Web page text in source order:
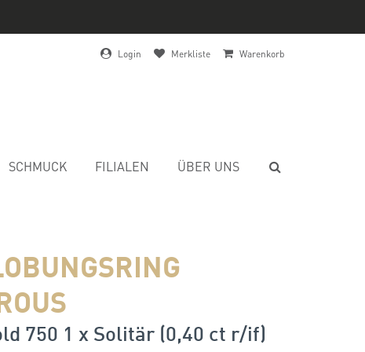
Login Merkliste Warenkorb
SCHMUCK FILIALEN ÜBER UNS
750 1 x Solitär (0,40 ct r/if)